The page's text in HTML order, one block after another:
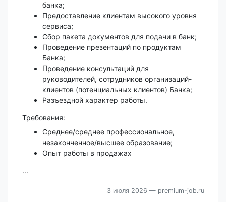
банка;
Предоставление клиентам высокого уровня
сервиса;
Сбор пакета документов для подачи в банк;
Проведение презентаций по продуктам
Банка;
Проведение консультаций для
руководителей, сотрудников организаций-
клиентов (потенциальных клиентов) Банка;
Разъездной характер работы.
Требования:
Среднее/среднее профессиональное,
незаконченное/высшее образование;
Опыт работы в продажах
...
3 июля 2026 — premium-job.ru